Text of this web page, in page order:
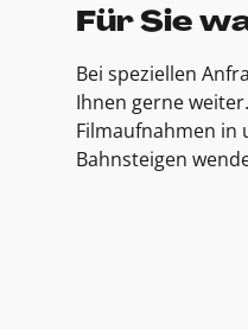
Für Sie
Bei speziellen
Ihnen gerne
Filmaufnahmen in
Bahnsteigen